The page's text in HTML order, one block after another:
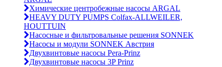
Химические центробежные насосы ARGAL
HEAVY DUTY PUMPS Colfax-ALLWEILER,
HOUTTUIN
Насосные и фильтровальные решения SONNEK
Насосы и модули SONNEK Австрия
Двухвинтовые насосы Pera-Prinz
Двухвинтовые насосы 3P Prinz